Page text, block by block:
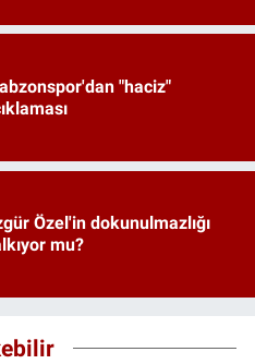
"haciz"
Özel'in dokunulmazlığı
mu?